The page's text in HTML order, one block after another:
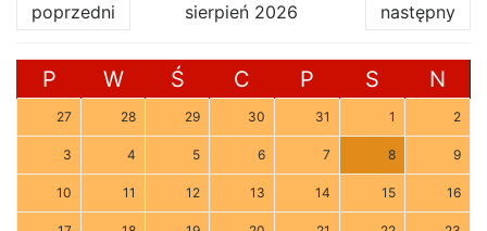
poprzedni sierpień 2026 następny
P W Ś C P S N
27 28 29 30 31 1 2
3 4 5 6 7 8 9
10 11 12 13 14 15 16